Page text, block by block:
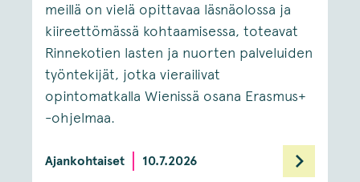
meillä on vielä opittavaa läsnäolossa ja
kiireettömässä kohtaamisessa, toteavat
Rinnekotien lasten ja nuorten palveluiden
työntekijät, jotka vierailivat
opintomatkalla Wienissä osana Erasmus+
-ohjelmaa.
Ajankohtaiset 10.7.2026